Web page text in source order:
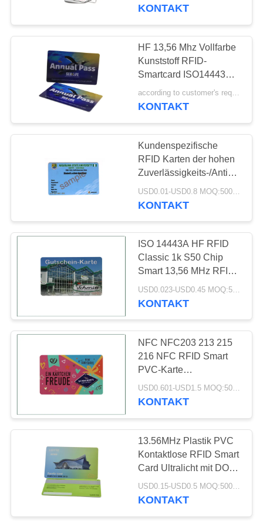
TRETEN
SIE
VERBINDUNG
FÄLLE
SITEMAP
PRIVACY
POLICY
Magnetstreifenkarte
17
Plastikgeschenk-
Karten
29
PVC-
Gepäckanhänger
Wäscheservice
RFID-Tag
19
KONTAKT
HF 13,56 Mhz Vollfarbe
Kunststoff RFID-
Smartcard ISO14443A-
Standard
according to customer's requirements MOQ:500pcs
KONTAKT
Kundenspezifische
RFID Karten der hohen
Zuverlässigkeits-/
RFID-Schlüsselkarten
KONTAKT
ISO 14443A HF RFID
Classic 1k S50 Chip
Smart 13,56 MHz RFID-
Karte
USD0.023-USD0.45 MOQ:500pcs
KONTAKT
NFC NFC203 213 215
216 NFC RFID Smart
PVC-Karte
individualisiert nach
ISO14443A
USD0.601-USD1.5 MOQ:500pcs
KONTAKT
13.56MHz Plastik PVC
Kontaktlose RFID Smart
Card Ultralicht mit DOD-
Nummer
USD0.15-USD0.5 MOQ:500pcs
KONTAKT